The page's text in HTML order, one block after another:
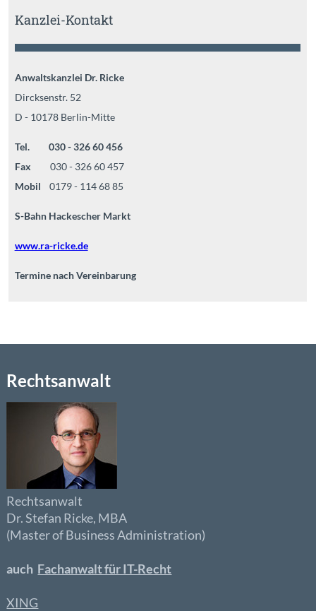
Kanzlei-Kontakt
Anwaltskanzlei Dr. Ricke
Dircksenstr. 52
D - 10178 Berlin-Mitte
Tel. 030 - 326 60 456
Fax 030 - 326 60 457
Mobil 0179 - 114 68 85
S-Bahn Hackescher Markt
www.ra-ricke.de
Termine nach Vereinbarung
Rechtsanwalt
Rechtsanwalt
Dr. Stefan Ricke, MBA
(Master of Business Administration)
auch Fachanwalt für IT-Recht
XING